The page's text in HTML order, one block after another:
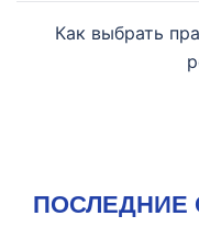
Как выбрать
ПОСЛЕДНИЕ